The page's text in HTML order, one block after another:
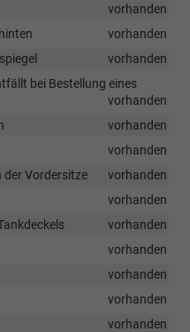
vorhanden
vorhanden
vorhanden
bei Bestellung eines
vorhanden
vorhanden
vorhanden
der Vordersitze
vorhanden
vorhanden
vorhanden
vorhanden
vorhanden
vorhanden
vorhanden